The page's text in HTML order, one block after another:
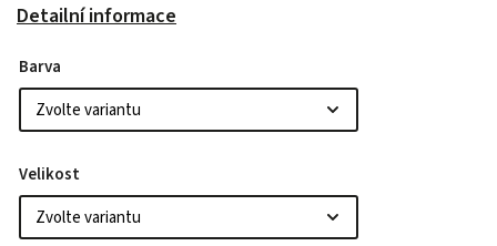
Detailní informace
Barva
Velikost